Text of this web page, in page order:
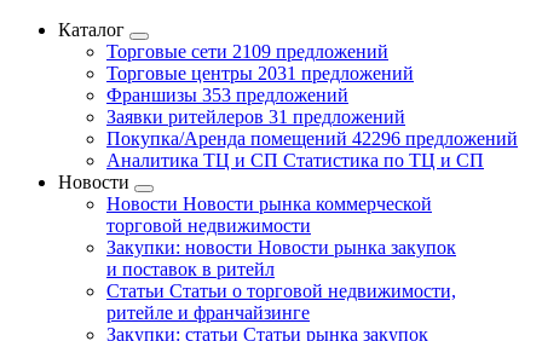
Каталог
Торговые сети 2109 предложений
Торговые центры 2031 предложений
Франшизы 353 предложений
Заявки ритейлеров 31 предложений
Покупка/Аренда помещений 42296 предложений
Аналитика ТЦ и СП Статистика по ТЦ и СП
Новости
Новости Новости рынка коммерческой
торговой недвижимости
Закупки: новости Новости рынка закупок
и поставок в ритейл
Статьи Статьи о торговой недвижимости,
ритейле и франчайзинге
Закупки: статьи Статьи рынка закупок